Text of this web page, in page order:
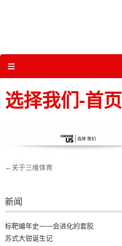
≡
选择我们-首页
文
导
航
关于三维体育
新闻
标靶编年史——会进化的套胶
苏式大钳诞生记